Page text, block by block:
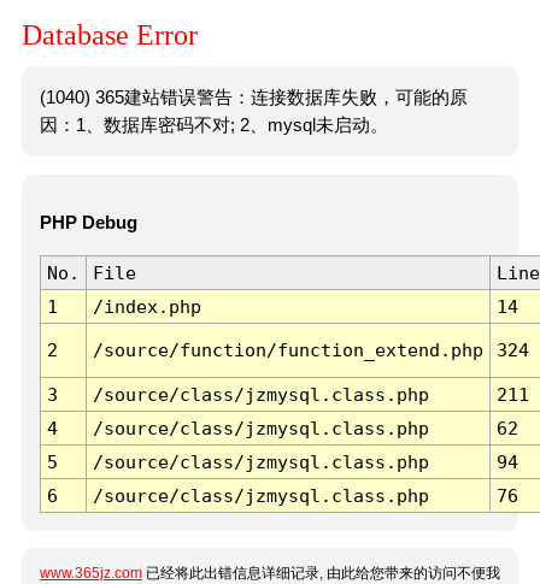
Database Error
(1040) 365建站错误警告：连接数据库失败，可能的原
因：1、数据库密码不对; 2、mysql未启动。
PHP Debug
No. File
Line
1
/index.php 14
2 /source/function/function_extend.php 324
3 /source/class/jzmysql.class.php
211
4
/source/class/jzmysql.class.php
62
5
/source/class/jzmysql.class.php
94
6
/source/class/jzmysql.class.php 76
www.365jz.com 已经将此出错信息详细记录, 由此给您带来的访问不便我